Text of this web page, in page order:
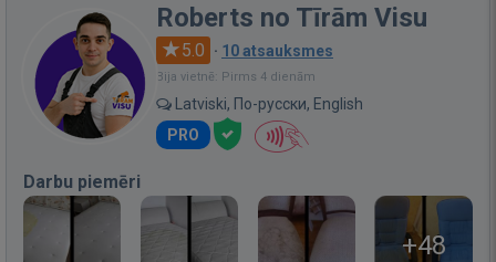
Roberts no Tīrām Visu
5.0 · 10 atsauksmes
Bija vietnē: Pirms 4 dienām
Latviski, По-русски, English
PRO
Darbu piemēri
+48